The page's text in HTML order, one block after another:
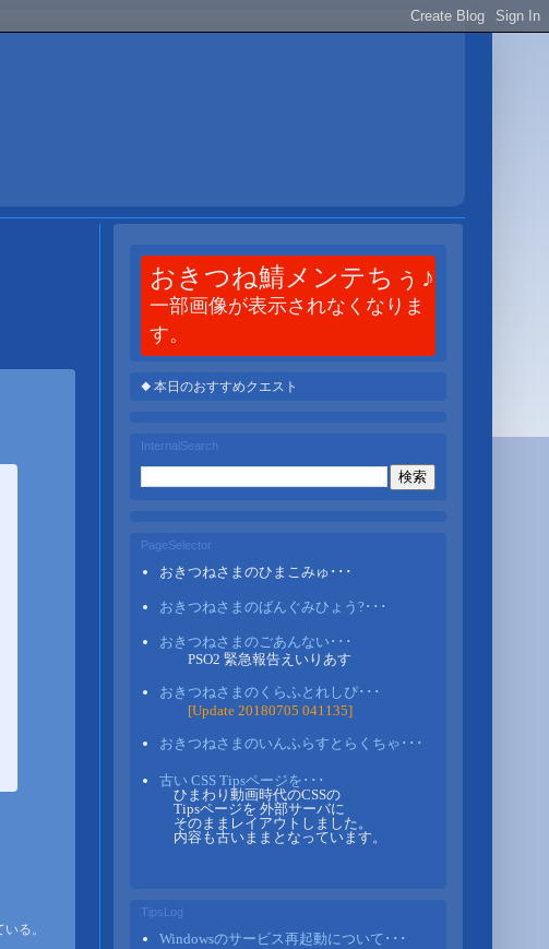
る。
おきつね鯖メンテちぅ♪
一部画像が表示されなくなりま
す。
◆ 本日のおすすめクエスト
InternalSearch
PageSelector
おきつねさまのひまこみゅ･･･
おきつねさまのばんぐみひょう?･･･
おきつねさまのごあんない･･･
PSO2 緊急報告えいりあす
おきつねさまのくらふとれしぴ･･･
[Update 20180705 041135]
おきつねさまのいんふらすとらくちゃ･･･
古い CSS Tipsページを･･･
ひまわり動画時代のCSSの
Tipsページを 外部サーバに
そのままレイアウトしました。
内容も古いままとなっています。
TipsLog
Windowsのサービス再起動について･･･